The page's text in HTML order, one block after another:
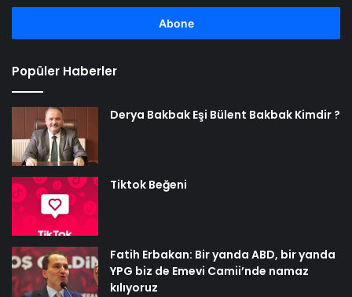
adresinizi
Popüler Haberler
Derya Bakbak Eşi Bülent Bakbak Kimdir ?
Tiktok Beğeni
Fatih Erbakan: Bir yanda ABD, bir yanda
YPG biz de Emevi Camii’nde namaz
kılıyoruz